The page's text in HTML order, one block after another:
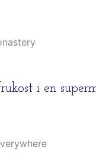
i en